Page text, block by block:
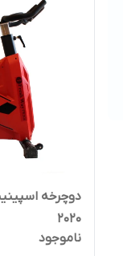
2020
ناموجود